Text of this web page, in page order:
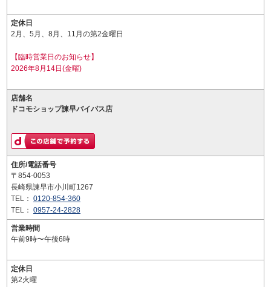
定休日
2月、5月、8月、11月の第2金曜日
【臨時営業日のお知らせ】
2026年8月14日(金曜)
店舗名
ドコモショップ諫早バイパス店
住所/電話番号
〒854-0053
長崎県諫早市小川町1267
TEL： 0120-854-360
TEL： 0957-24-2828
営業時間
午前9時〜午後6時
定休日
第2火曜